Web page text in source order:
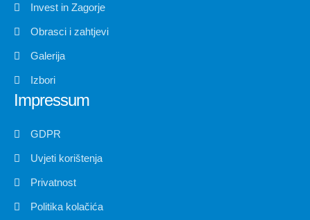
Invest in Zagorje
Obrasci i zahtjevi
Galerija
Izbori
Impressum
GDPR
Uvjeti korištenja
Privatnost
Politika kolačića